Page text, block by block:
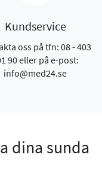
Kundservice
oss på tfn: 08 - 403
90 eller på e-post:
info@med24.se
dina sunda